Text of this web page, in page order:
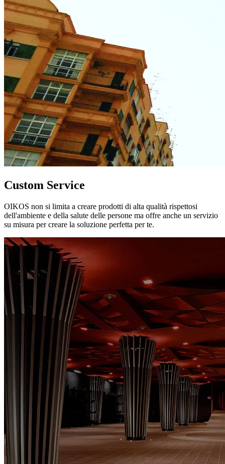
Custom Service
OIKOS non si limita a creare prodotti di alta qualità rispettosi
dell'ambiente e della salute delle persone ma offre anche un servizio
su misura per creare la soluzione perfetta per te.